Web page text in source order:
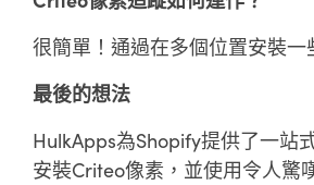
很簡單！通過在多個位置安裝
最後的想法
HulkApps為Shopify提供了一站
安裝Criteo像素，並使用令人驚